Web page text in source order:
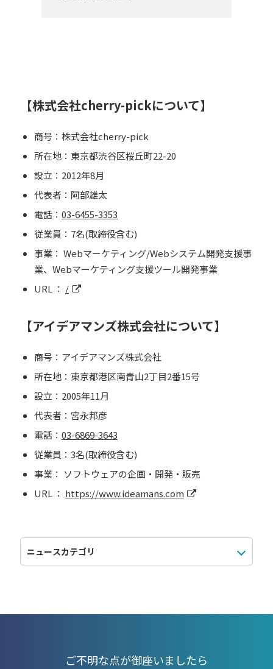
【株式会社cherry-pickについて】
商号：株式会社cherry-pick
所在地：東京都渋谷区桜丘町22-20
設立：2012年8月
代表者：阿部雄太
電話： 03-6455-3353
従業員：7名(取締役含む)
事業： Webマーケティング/Webシステム開発支援事
業、Webマーケティング支援ツール開発事業
URL ： /
【アイデアマンズ株式会社について】
商号：アイデアマンズ株式会社
所在地：東京都港区南青山2丁目2番15号
設立：2005年11月
代表者：宮永邦彦
電話： 03-6869-3643
従業員：3名(取締役含む)
事業： ソフトウェアの企画・開発・販売
URL ： https://www.ideamans.com
ご不明な点が御座いましたら